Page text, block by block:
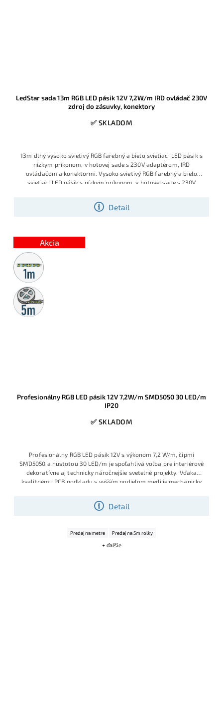
LedStar sada 13m RGB LED pásik 12V 7,2W/m IRD ovládač 230V
zdroj do zásuvky, konektory
✅ SKLADOM
Detail
13m dlhý vysoko svietivý RGB farebný a bielo svietiaci LED pásik s
nízkym príkonom, v hotovej sade s 230V adaptérom, IRD
ovládačom a konektormi. Vysoko svietivý RGB farebný a bielo
svietiaci LED pásik s nízkym príkonom, v hotovej sade s 230V
sada s 10m profesionálnym LED pásikom 12V 7,2W/m, IRD
ovládačom, zdrojom do zásuvky 230V a konektormi pre rýchlu
spájkovania a bez dokupovania ďalších komponentov. Obľúbený
model pre podsvietenie stropov, nábytku aj interiérových línií, ktorý
patrí medzi vyhľadávané hotové sady v tomto prevedení.
Akcia
Metrážny
predaj
5m
rolka
Profesionálny RGB LED pásik 12V 7,2W/m SMD5050 30 LED/m
IP20
✅ SKLADOM
Detail
Profesionálny RGB LED pásik 12V s výkonom 7,2 W/m, čipmi
SMD5050 a hustotou 30 LED/m je spoľahlivá voľba pre interiérové
dekoratívne aj technicky náročnejšie svetelné projekty. Vďaka
kvalitnému PCB podkladu s vyšším podielom medi je mechanicky
dlhšiu životnosť aj pri menej šetrnej manipulácii počas montáže.
Ide o obľúbený model montážnych a realizačných firiem, ktoré
aktuálnej skladovej akcii.
Predaj na metre Predaj na 5m rolky
+ ďalšie